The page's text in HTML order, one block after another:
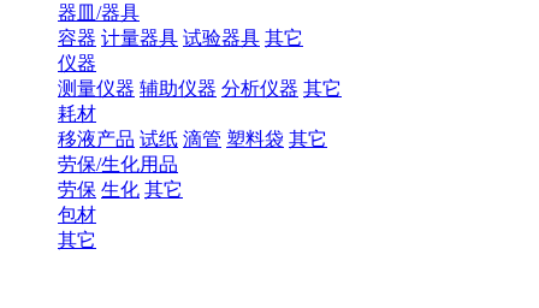
器皿/器具
容器 计量器具 试验器具 其它
仪器
测量仪器 辅助仪器 分析仪器 其它
耗材
移液产品 试纸 滴管 塑料袋 其它
劳保/生化用品
劳保 生化 其它
包材
其它